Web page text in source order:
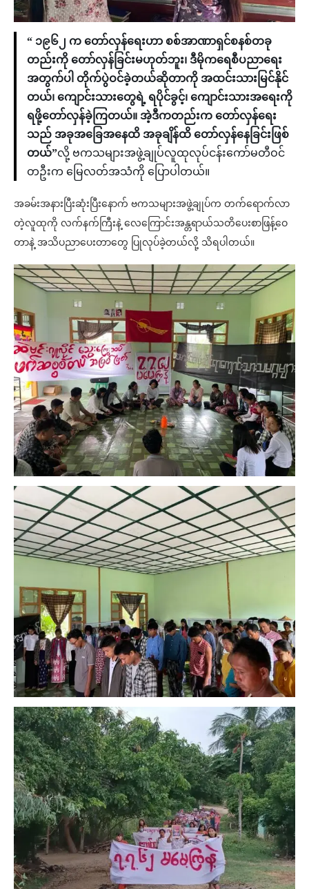
“ ၁၉၆၂ က တော်လှန်ရေးဟာ စစ်အာဏာရှင်စနစ်တခု
တည်းကို တော်လှန်ခြင်းမဟုတ်ဘူး၊ ဒီမိုကရေစီပညာရေး
အတွက်ပါ တိုက်ပွဲဝင်ခဲ့တယ်ဆိုတာကို အထင်းသားမြင်နိုင်
တယ်၊ ကျောင်းသားတွေရဲ့ ရပိုင်ခွင့်၊ ကျောင်းသားအရေးကို
ရဖို့တော်လှန်ခဲ့ကြတယ်။ အဲ့ဒီကတည်းက တော်လှန်ရေး
သည် အခုအခြေအနေထိ အခုချိန်ထိ တော်လှန်နေခြင်းဖြစ်
တယ်”လို့ ဗကသများအဖွဲ့ချုပ်လူထုလုပ်ငန်းကော်မတီဝင်
တဦးက မြေလတ်အသံကို ပြောပါတယ်။
အခမ်းအနားပြီးဆုံးပြီးနောက် ဗကသများအဖွဲ့ချုပ်က တက်ရောက်လာ
တဲ့လူထုကို လက်နက်ကြီးနဲ့ လေကြောင်းအန္တရာယ်သတိပေးစာဖြန့်ဝေ
တာနဲ့ အသိပညာပေးတာတွေ ပြုလုပ်ခဲ့တယ်လို့ သိရပါတယ်။